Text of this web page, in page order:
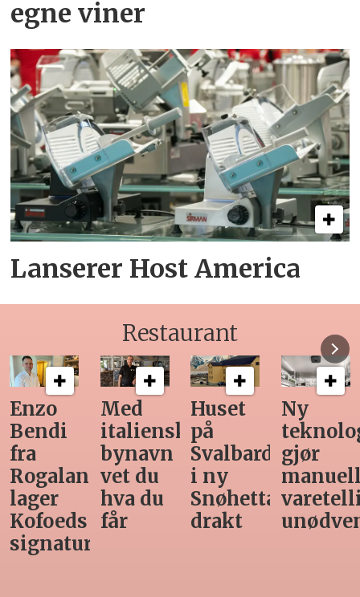
egne viner
Lanserer Host America
Restaurant
Med
italiensk
bynavn
vet du
hva du
får
Huset
på
Svalbard
i ny
Snøhetta-
drakt
Ny
teknologi
gjør
manuell
varetelling
unødvendig
Siste
Horeca-
før